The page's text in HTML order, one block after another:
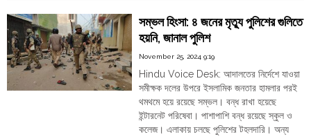
Hindu
Temples
Hindu
man
lynched
to
death,
the
সম্ভল হিংসা: ৪ জনের মৃত্যু পুলিশের গুলিতে
হয়নি, জানাল পুলিশ
November 25, 2024 9:19
Hindu Voice Desk: আদালতের নির্দেশে যাওয়া
সমীক্ষক দলের উপরে ইসলামিক জনতার হামলার পরই
থমথমে হয়ে রয়েছে সম্ভল। বন্ধ রাখা হয়েছে
ইন্টারনেট পরিষেবা। পাশাপাশি বন্ধ রয়েছে স্কুল ও
কলেজ। এলাকায় চলছে পুলিশের টহলদারি। অন্য